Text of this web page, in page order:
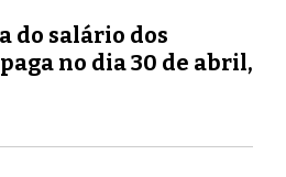
do salário dos
no dia 30 de abril,